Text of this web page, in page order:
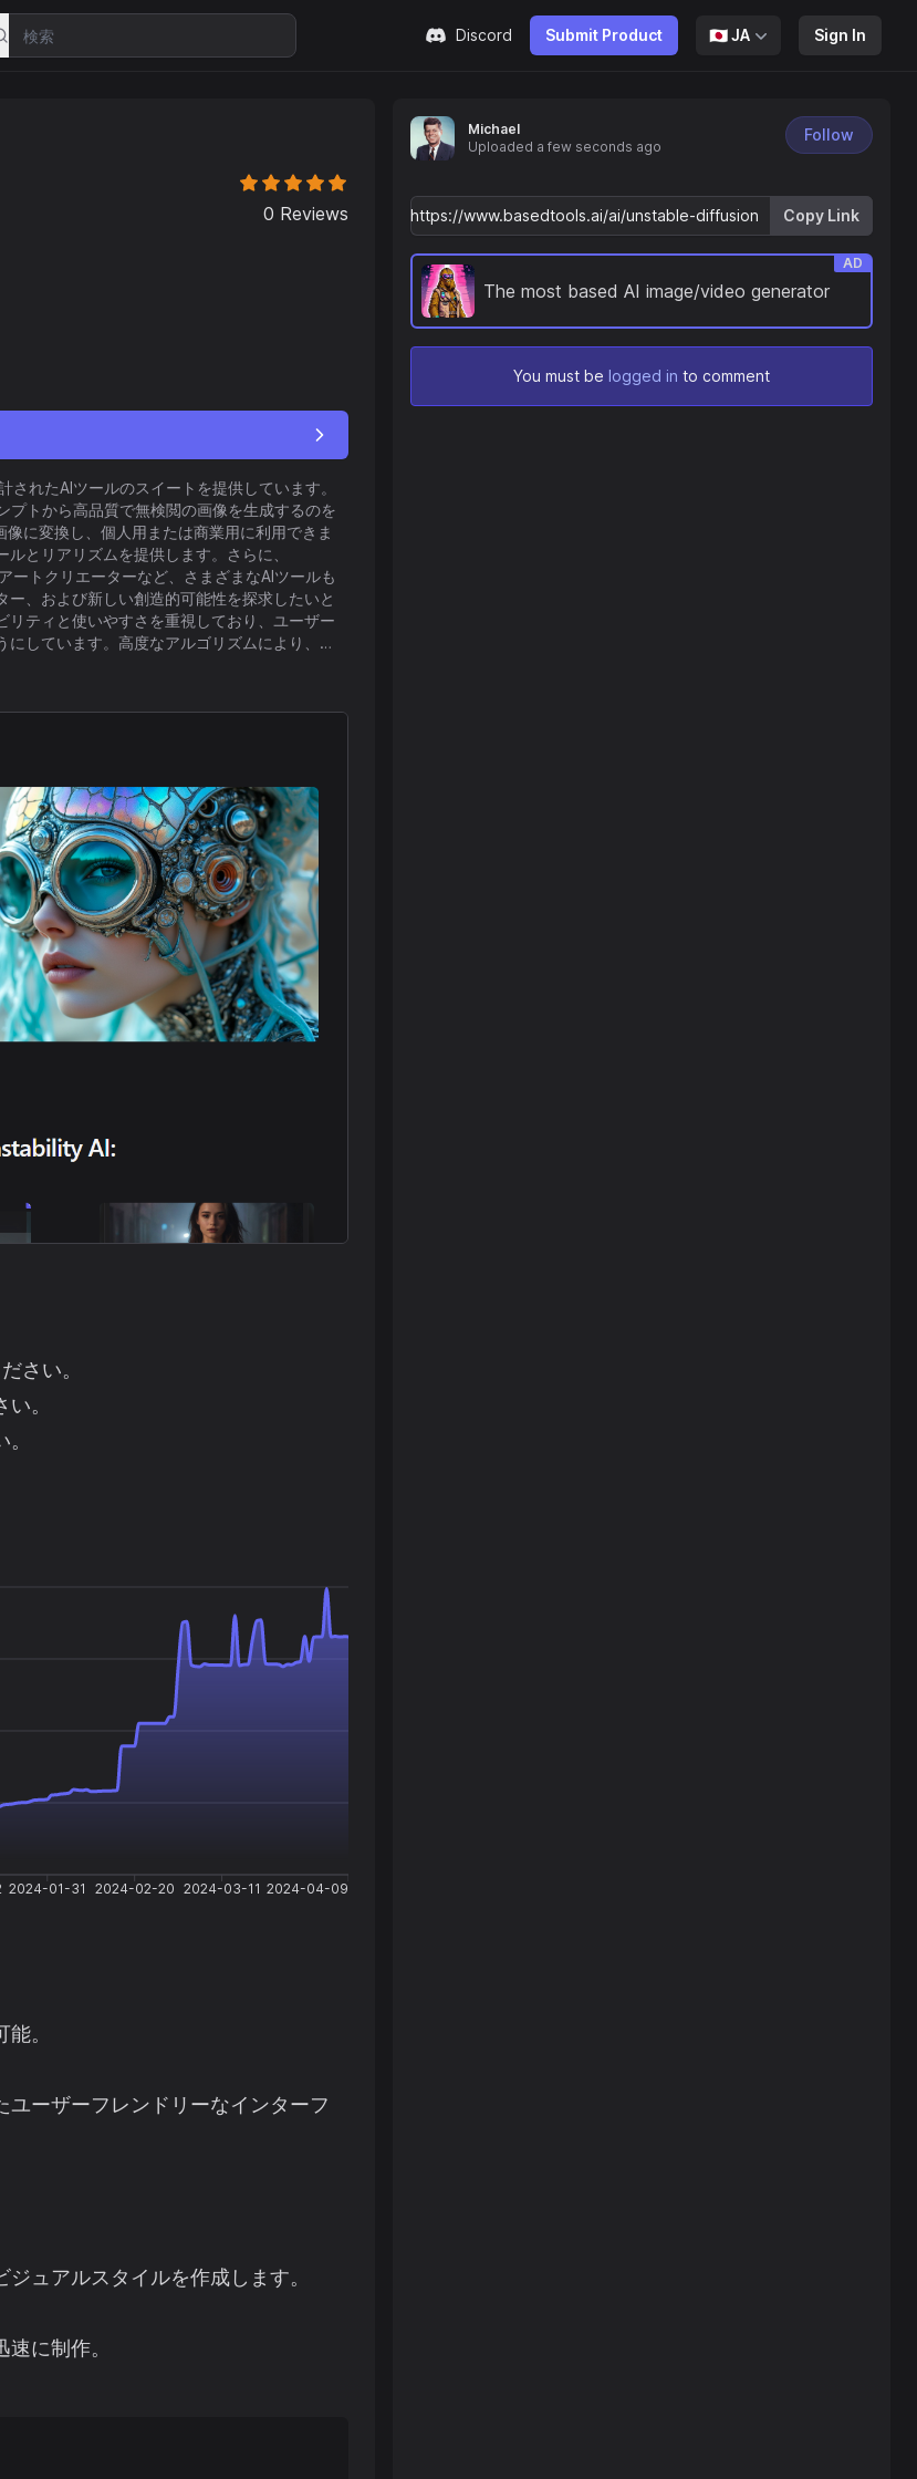
Discord Submit Product 🇯🇵JA Sign In
0 Reviews
れたAIツールのスイートを提供しています。
トから高品質で無検閲の画像を生成するのを
に変換し、個人用または商業用に利用できま
とリアリズムを提供します。さらに、
トクリエーターなど、さまざまなAIツールも
、および新しい創造的可能性を探求したいと
ティと使いやすさを重視しており、ユーザー
しています。高度なアルゴリズムにより、
ウトプットを約束します。プラットフォーム
さい。
。
2024-01-31 2024-02-20 2024-03-11 2024-04-09
。
ーザーフレンドリーなインターフ
ュアルスタイルを作成します。
に制作。
Michael
Uploaded a few seconds ago
Follow
Copy Link
The most based AI image/video generator
AD
You must be logged in to comment